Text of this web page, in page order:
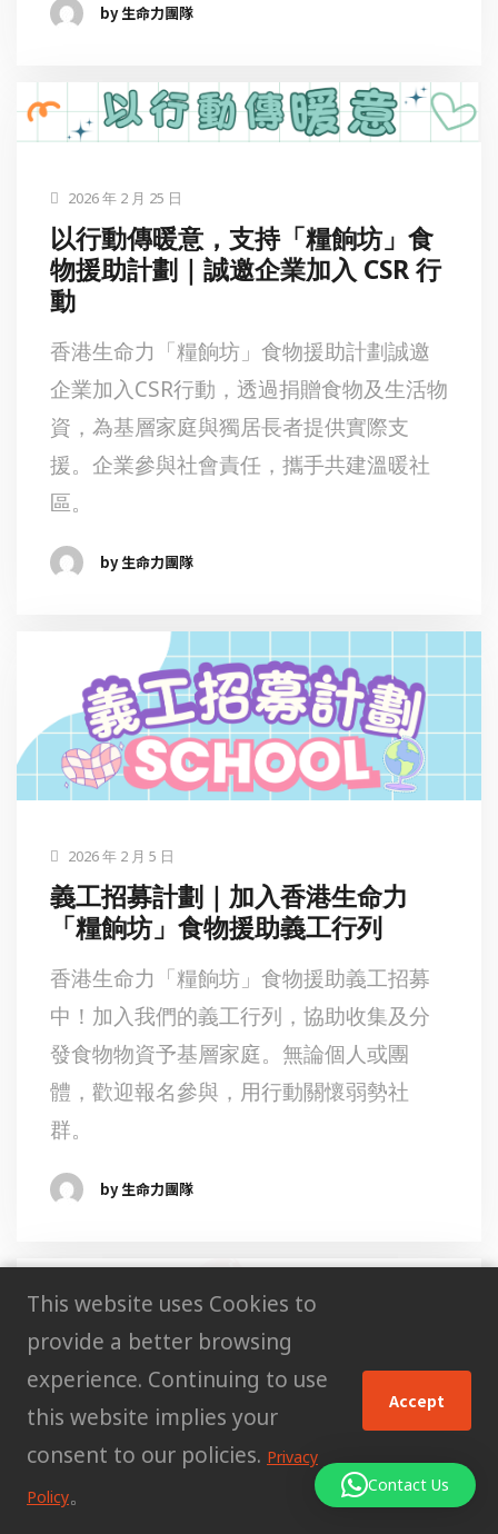
by 生命力團隊
2026 年 2 月 25 日
以行動傳暖意，支持「糧餉坊」食
物援助計劃｜誠邀企業加入 CSR 行
動
香港生命力「糧餉坊」食物援助計劃誠邀
企業加入CSR行動，透過捐贈食物及生活物
資，為基層家庭與獨居長者提供實際支
援。企業參與社會責任，攜手共建溫暖社
區。
by 生命力團隊
2026 年 2 月 5 日
義工招募計劃｜加入香港生命力
「糧餉坊」食物援助義工行列
香港生命力「糧餉坊」食物援助義工招募
中！加入我們的義工行列，協助收集及分
發食物物資予基層家庭。無論個人或團
體，歡迎報名參與，用行動關懷弱勢社
群。
by 生命力團隊
This website uses Cookies to
provide a better browsing
experience. Continuing to use
this website implies your
consent to our policies. Privacy
Policy。
Accept
Contact Us